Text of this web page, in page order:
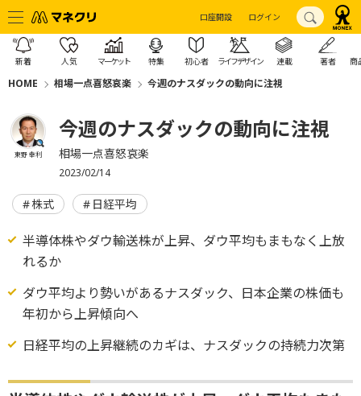
口座開設 ログイン
新着 人気 マーケット 特集 初心者 ライフデザイン 連載 著者 商
HOME 相場一点喜怒哀楽 今週のナスダックの動向に注視
東野 幸利
今週のナスダックの動向に注視
相場一点喜怒哀楽
2023/02/14
株式 日経平均
半導体株やダウ輸送株が上昇、ダウ平均もまもなく上放
れるか
ダウ平均より勢いがあるナスダック、日本企業の株価も
年初から上昇傾向へ
日経平均の上昇継続のカギは、ナスダックの持続力次第